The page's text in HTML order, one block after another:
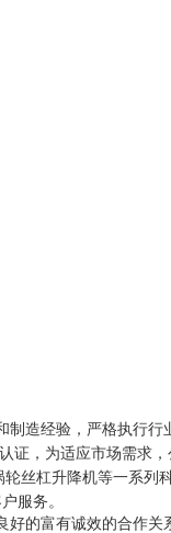
造经验，严格执行行
证，为适应市场需求
丝杠升降机等一系列
服务。
的富有诚效的合作关